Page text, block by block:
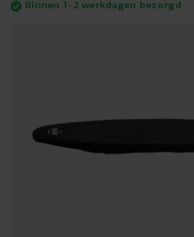
Binnen 1-2 werkdagen bezorgd